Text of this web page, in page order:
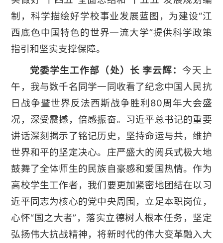
制，科学描绘好学校事业发展蓝图，为建设“江
西底色中国特色的世界一流大学”提供科学政策
指引和坚实支撑保障。
党委学生工作部（处）长 李云辉： 今天上
午，我与数千名同学一同收看了纪念中国人民抗
日战争暨世界反法西斯战争胜利80周年大会盛
况，深受震撼，倍感振奋。习近平总书记的重要
讲话深刻揭示了铭记历史，坚持命运与共，维护
世界和平的坚定决心。庄严盛大的阅兵式极大地
鼓舞了全体师生的民族自豪感和爱国热情。作为
高校学生工作者，我们要更加紧密地团结在以习
近平同志为核心的党中央周围，立足本职岗位，
心怀“国之大者”，落实立德树人根本任务，坚定
弘扬伟大抗战精神，将新时代的伟大变革融入大